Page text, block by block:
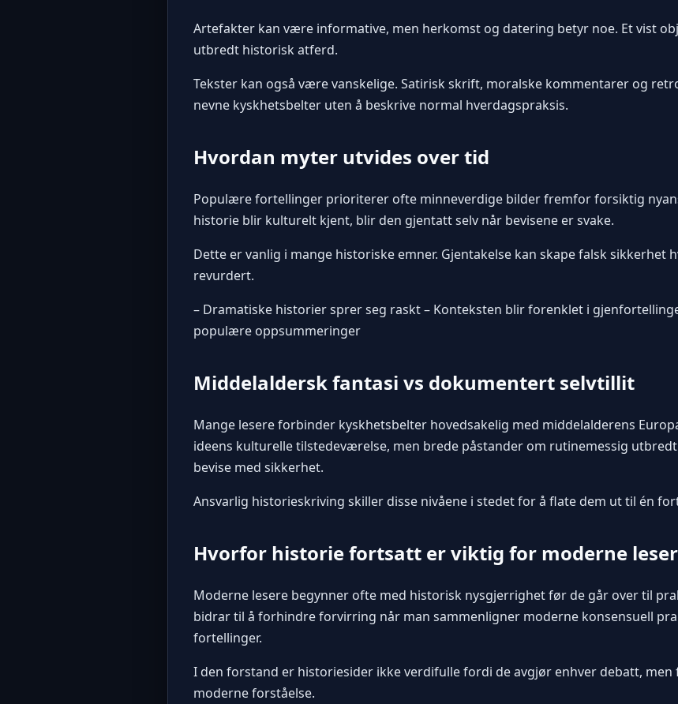
Artefakter kan være informative, men herkomst og datering betyr noe. Et vist
utbredt historisk atferd.
Tekster kan også være vanskelige. Satirisk skrift, moralske kommentarer og
nevne kyskhetsbelter uten å beskrive normal hverdagspraksis.
Hvordan myter utvides over tid
Populære fortellinger prioriterer ofte minneverdige bilder fremfor forsiktig
historie blir kulturelt kjent, blir den gjentatt selv når bevisene er svake.
Dette er vanlig i mange historiske emner. Gjentakelse kan skape falsk sikkerhet
revurdert.
– Dramatiske historier sprer seg raskt – Konteksten blir forenklet i
populære oppsummeringer
Middelaldersk fantasi vs dokumentert selvtillit
Mange lesere forbinder kyskhetsbelter hovedsakelig med middelalderens
ideens kulturelle tilstedeværelse, men brede påstander om rutinemessig
bevise med sikkerhet.
Ansvarlig historieskriving skiller disse nivåene i stedet for å flate dem ut til én
Hvorfor historie fortsatt er viktig for moderne
Moderne lesere begynner ofte med historisk nysgjerrighet før de går over til
bidrar til å forhindre forvirring når man sammenligner moderne konsensuell
fortellinger.
I den forstand er historiesider ikke verdifulle fordi de avgjør enhver debatt,
moderne forståelse.